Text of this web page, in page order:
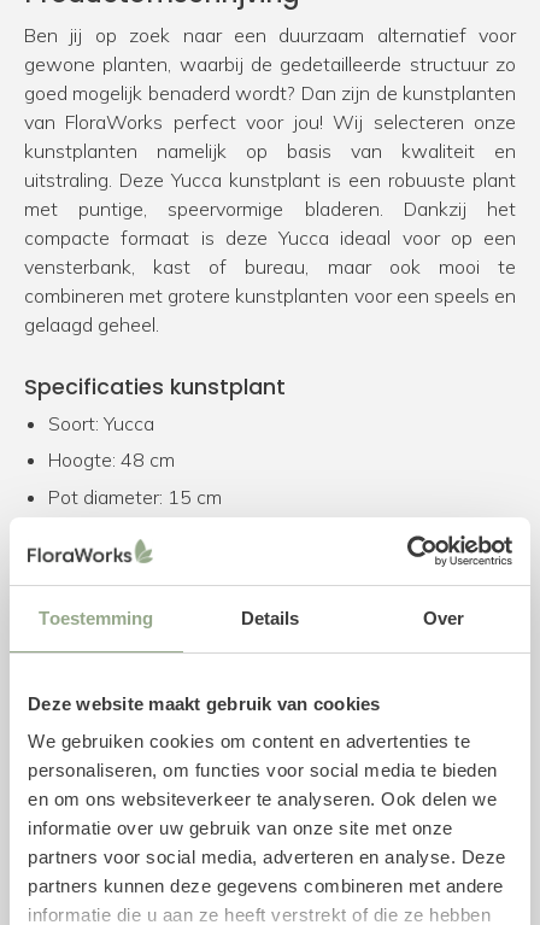
Toestemming Details Over
Deze website maakt gebruik van cookies
We gebruiken cookies om content en advertenties te
personaliseren, om functies voor social media te bieden
en om ons websiteverkeer te analyseren. Ook delen we
informatie over uw gebruik van onze site met onze
partners voor social media, adverteren en analyse. Deze
partners kunnen deze gegevens combineren met andere
informatie die u aan ze heeft verstrekt of die ze hebben
Ben jij op zoek naar een duurzaam alternatief voor
gewone planten, waarbij de gedetailleerde structuur zo
goed mogelijk benaderd wordt? Dan zijn de kunstplanten
van FloraWorks perfect voor jou! Wij selecteren onze
kunstplanten namelijk op basis van kwaliteit en
uitstraling. Deze Yucca kunstplant is een robuuste plant
met puntige, speervormige bladeren. Dankzij het
compacte formaat is deze Yucca ideaal voor op een
vensterbank, kast of bureau, maar ook mooi te
combineren met grotere kunstplanten voor een speels en
gelaagd geheel.
Specificaties kunstplant
Soort: Yucca
Hoogte: 48 cm
Pot diameter: 15 cm
Pot hoogte: 13 cm
Kleur: Groen
Combineer met een plantenpot
binnenpot. We adviseren om de kunstplant in één van de
kunstplant als bijpassend product hebben geselecteerd.
Uiteraard is het ook mogelijk om onze gehele collectie
potten te bekijken. Voor een stevige bevestiging kan
gebruik worden gemaakt van een piepschuim mal, maar
ook gewone aarde volstaat.